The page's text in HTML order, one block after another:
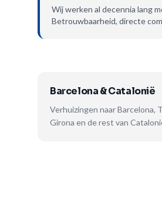
Wij werken al decennia lang
Betrouwbaarheid, directe
Barcelona & Catalonië
Verhuizingen naar Barcelona,
Girona en de rest van